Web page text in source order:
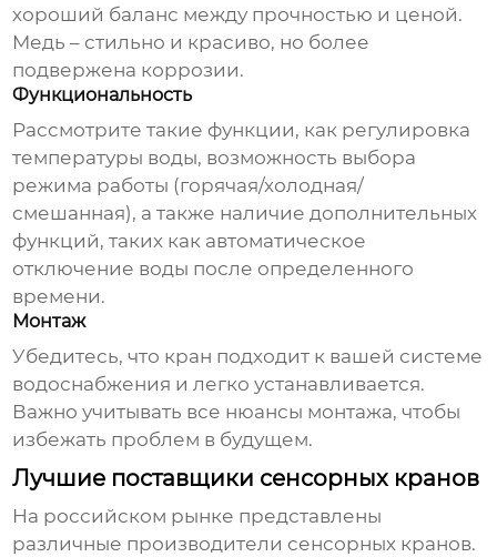
хороший баланс между прочностью и ценой.
Медь – стильно и красиво, но более
подвержена коррозии.
Функциональность
Рассмотрите такие функции, как регулировка
температуры воды, возможность выбора
режима работы (горячая/холодная/
смешанная), а также наличие дополнительных
функций, таких как автоматическое
отключение воды после определенного
времени.
Монтаж
Убедитесь, что кран подходит к вашей системе
водоснабжения и легко устанавливается.
Важно учитывать все нюансы монтажа, чтобы
избежать проблем в будущем.
Лучшие поставщики сенсорных кранов
На российском рынке представлены
различные производители сенсорных кранов.